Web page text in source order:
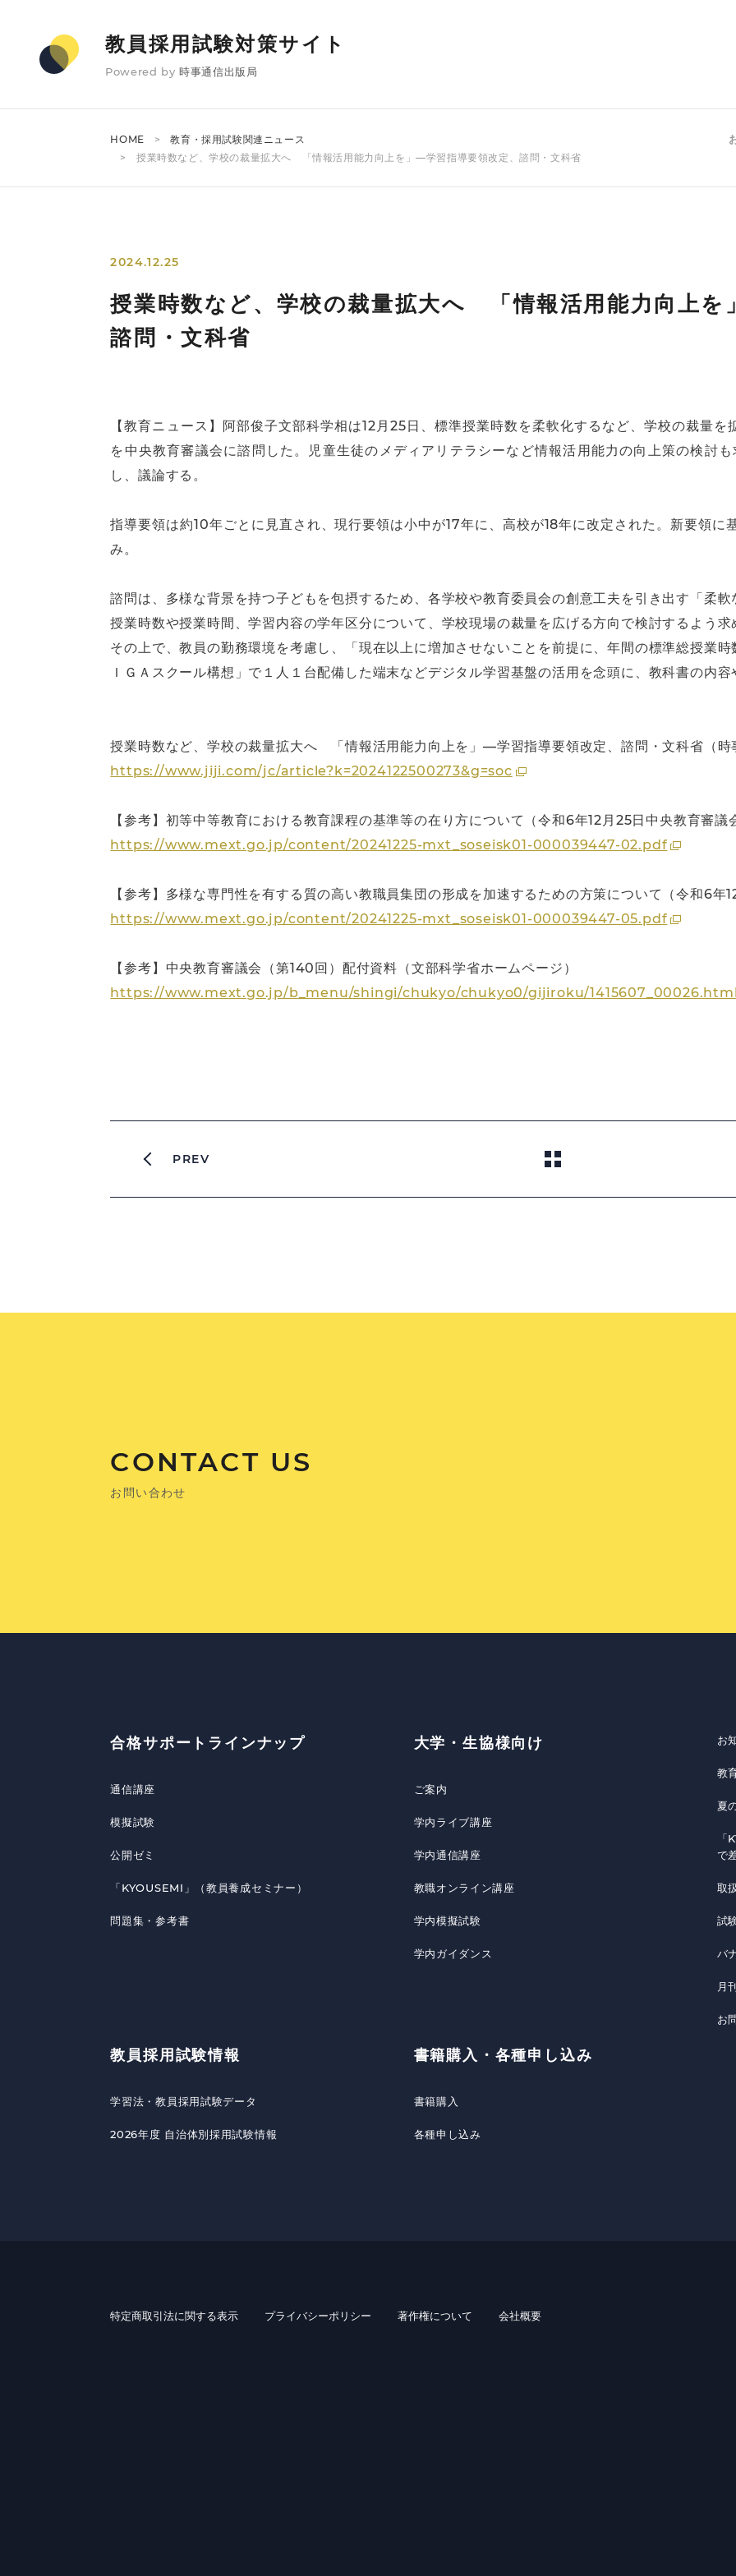
教員採用試験対策サイト
Powered by 時事通信出版局
HOME
教育・採用試験関連ニュース
授業時数など、学校の裁量拡大へ 「情報活用能力向上を」―学習指導要領改定、諮問・文科省
2024.12.25
授業時数など、学校の裁量拡大へ 「情報活用能力向上
諮問・文科省
【教育ニュース】阿部俊子文部科学相は12月25日、標準授業時数を柔軟化するなど、学校の裁量
を中央教育審議会に諮問した。児童生徒のメディアリテラシーなど情報活用能力の向上策の検討
し、議論する。
指導要領は約10年ごとに見直され、現行要領は小中が17年に、高校が18年に改定された。新要領
み。
諮問は、多様な背景を持つ子どもを包摂するため、各学校や教育委員会の創意工夫を引き出す「柔
授業時数や授業時間、学習内容の学年区分について、学校現場の裁量を広げる方向で検討するよう求
その上で、教員の勤務環境を考慮し、「現在以上に増加させないことを前提に、年間の標準総授業
ＩＧＡスクール構想」で１人１台配備した端末などデジタル学習基盤の活用を念頭に、教科書の内
授業時数など、学校の裁量拡大へ 「情報活用能力向上を」―学習指導要領改定、諮問・文科省（時
https://www.jiji.com/jc/article?k=2024122500273&g=soc
【参考】初等中等教育における教育課程の基準等の在り方について（令和6年12月25日中央教育審議
https://www.mext.go.jp/content/20241225-mxt_soseisk01-000039447-02.pdf
【参考】多様な専門性を有する質の高い教職員集団の形成を加速するための方策について（令和6
https://www.mext.go.jp/content/20241225-mxt_soseisk01-000039447-05.pdf
【参考】中央教育審議会（第140回）配付資料（文部科学省ホームページ）
https://www.mext.go.jp/b_menu/shingi/chukyo/chukyo0/gijiroku/
PREV
CONTACT US
お問い合わせ
合格サポートラインナップ
通信講座
模擬試験
公開ゼミ
「KYOUSEMI」（教員養成セミナー）
問題集・参考書
教員採用試験情報
学習法・教員採用試験データ
2026年度 自治体別採用試験情報
大学・生協様向け
ご案内
学内ライブ講座
学内通信講座
教職オンライン講座
学内模擬試験
学内ガイダンス
書籍購入・各種申し込み
書籍購入
各種申し込み
お
教
夏
で
取
試
バ
月
お
特定商取引法に関する表示 プライバシーポリシー 著作権について 会社概要